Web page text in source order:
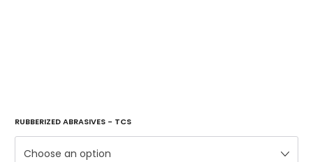
RUBBERIZED ABRASIVES - TCS
Choose an option